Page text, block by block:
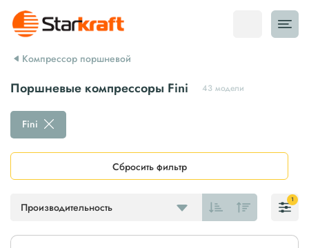
Компрессор поршневой
Поршневые компрессоры Fini 43 модели
Производительность
Fini
Сбросить фильтр
1